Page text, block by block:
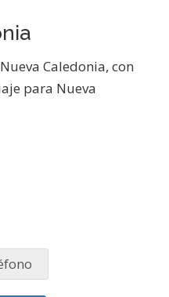
Caledonia, con
para Nueva